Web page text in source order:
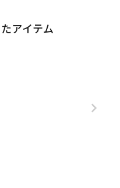
アイテム